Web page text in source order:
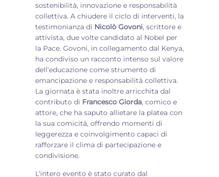
sostenibilità, innovazione e responsabilità
collettiva. A chiudere il ciclo di interventi, la
testimonianza di Nicolò Govoni, scrittore e
attivista, due volte candidato al Nobel per
la Pace. Govoni, in collegamento dal Kenya,
ha condiviso un racconto intenso sul valore
dell’educazione come strumento di
emancipazione e responsabilità collettiva.
La giornata è stata inoltre arricchita dal
contributo di Francesco Giorda, comico e
attore, che ha saputo allietare la platea con
la sua comicità, offrendo momenti di
leggerezza e coinvolgimento capaci di
rafforzare il clima di partecipazione e
condivisione.
L’intero evento è stato curato dal